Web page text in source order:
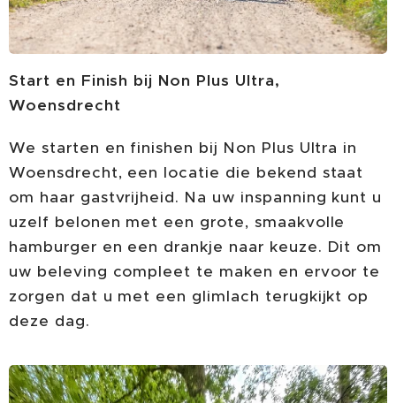
Start en Finish bij Non Plus Ultra,
Woensdrecht
We starten en finishen bij Non Plus Ultra in
Woensdrecht, een locatie die bekend staat
om haar gastvrijheid. Na uw inspanning kunt u
uzelf belonen met een grote, smaakvolle
hamburger en een drankje naar keuze. Dit om
uw beleving compleet te maken en ervoor te
zorgen dat u met een glimlach terugkijkt op
deze dag.